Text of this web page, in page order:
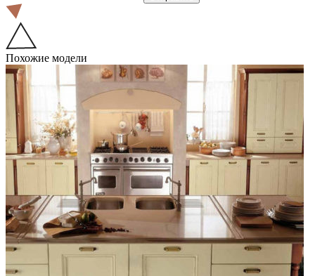
Похожие модели